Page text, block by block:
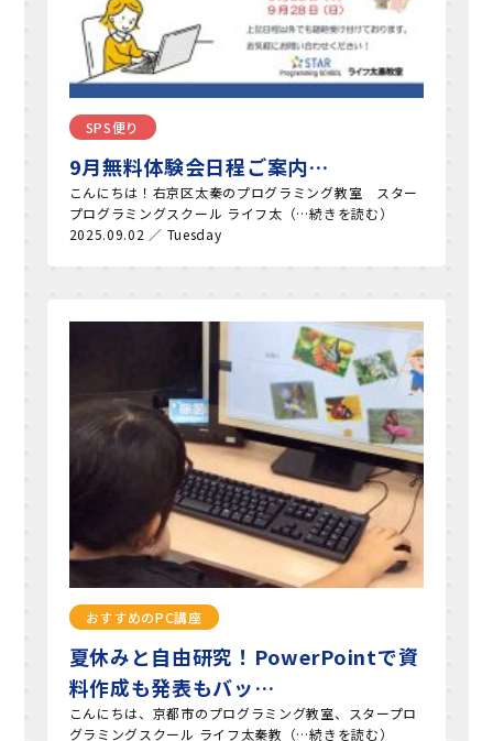
SPS便り
9月無料体験会日程ご案内…
こんにちは！右京区太秦のプログラミング教室 スター
プログラミングスクール ライフ太（…続きを読む）
2025.09.02 ／ Tuesday
おすすめのPC講座
夏休みと自由研究！PowerPointで資
料作成も発表もバッ…
こんにちは、京都市のプログラミング教室、スタープロ
グラミングスクール ライフ太秦教（…続きを読む）